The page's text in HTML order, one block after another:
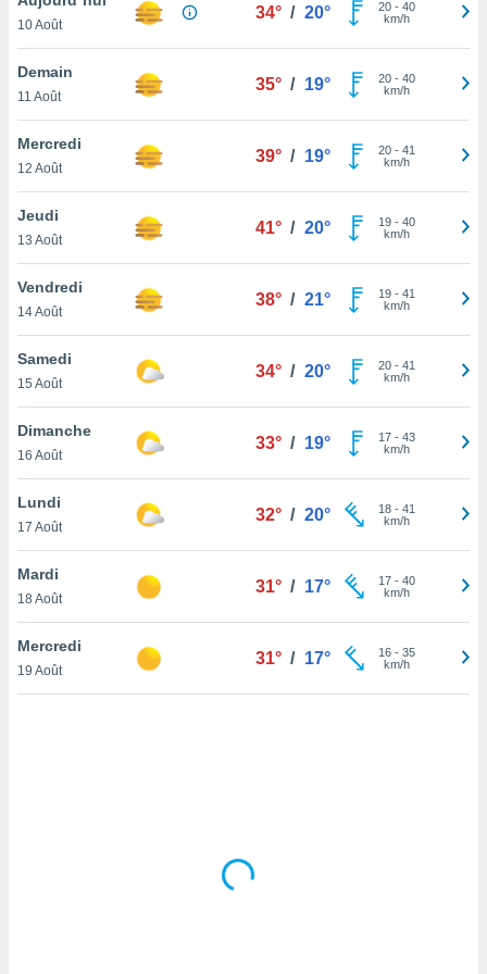
et
»,
au
vous
qu'ils
ou
le
ainsi
un
la
du
en
de
10 Août
34° / 20° 20- 40
km/h
Demain
11 Août
35° / 19° 20- 40
km/h
Mercredi
12 Août
39° / 19° 20- 41
km/h
Jeudi
13 Août
41° / 20° 19- 40
km/h
Vendredi
14 Août
38° / 21° 19- 41
km/h
Samedi
15 Août
34° / 20° 20- 41
km/h
Dimanche
16 Août
33° / 19° 17- 43
km/h
Lundi
17 Août
32° / 20° 18- 41
km/h
Mardi
18 Août
31° / 17° 17- 40
km/h
Mercredi
19 Août
31° / 17° 16- 35
km/h